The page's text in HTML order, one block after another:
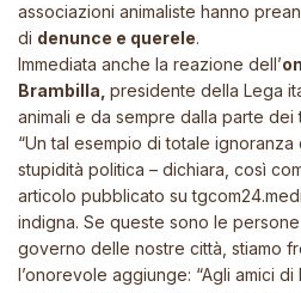
associazioni animaliste hanno
di denunce e querele.
Immediata anche la reazione dell’
Brambilla, presidente della Lega
animali e da sempre dalla parte
“Un tal esempio di totale
stupidità politica – dichiara, così
articolo pubblicato su
indigna. Se queste sono le
governo delle nostre città, stiamo
l’onorevole aggiunge: “Agli amici